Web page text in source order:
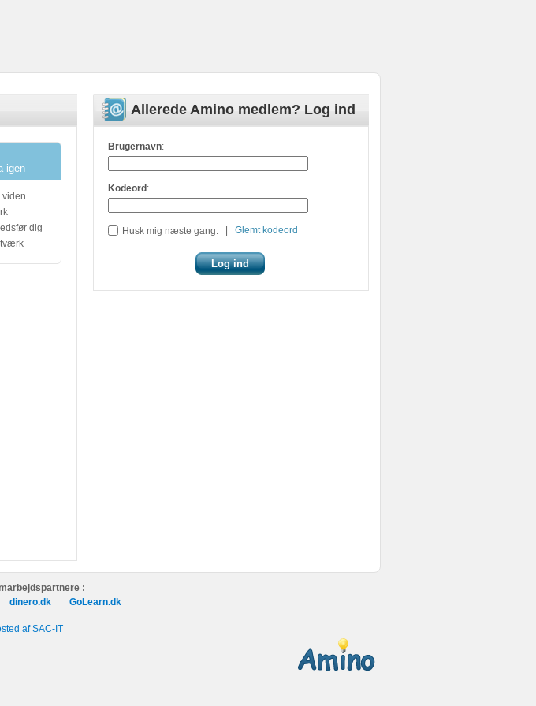
Allerede Amino medlem? Log ind
Brugernavn:
Kodeord :
Husk mig næste gang. Glemt kodeord
igen
viden
dig
:
dinero.dk GoLearn.dk
af SAC-IT